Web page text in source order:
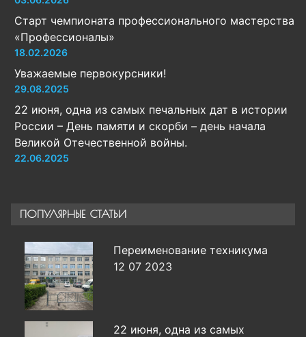
Старт чемпионата профессионального мастерства
«Профессионалы»
18.02.2026
Уважаемые первокурсники!
29.08.2025
22 июня, одна из самых печальных дат в истории
России – День памяти и скорби – день начала
Великой Отечественной войны.
22.06.2025
ПОПУЛЯРНЫЕ СТАТЬИ
Переименование техникума
12 07 2023
22 июня, одна из самых